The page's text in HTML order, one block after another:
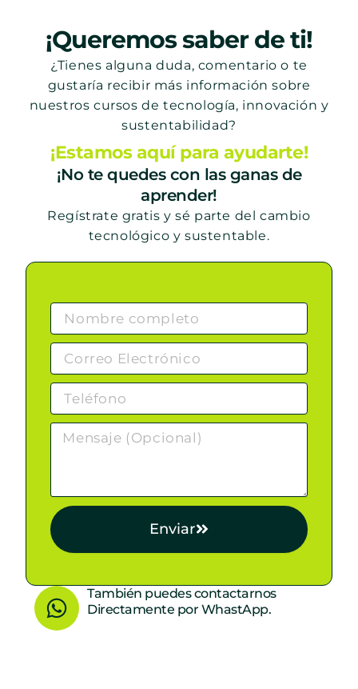
¡Queremos saber de ti!
¿Tienes alguna duda, comentario o te
gustaría recibir más información sobre
nuestros cursos de tecnología, innovación y
sustentabilidad?
¡Estamos aquí para ayudarte!
¡No te quedes con las ganas de
aprender!
Regístrate gratis y sé parte del cambio
tecnológico y sustentable.
Enviar
W
h
También puedes contactarnos
Directamente por WhastApp.